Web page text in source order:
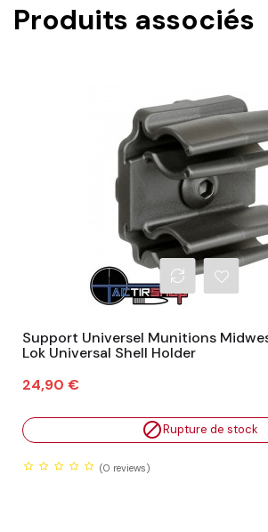
Produits associés
Support Universel Munitions
Lok Universal Shell Holder
Prix
24,90 €
Rupture de stock
(0 reviews)